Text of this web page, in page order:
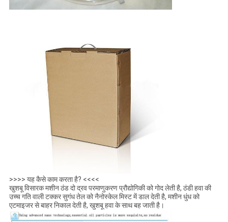
>>>> यह कैसे काम करता है? <<<<
खुशबू विसारक मशीन ठंड दो द्रव परमाणुकरण प्रौद्योगिकी को गोद लेती है, ठंडी हवा की
उच्च गति वाली टक्कर सुगंध तेल को नैनोस्केल मिस्ट में डाल देती है, मशीन धुंध को
एटमाइजर से बाहर निकाल देती है, खुशबू हवा के साथ बह जाती है।